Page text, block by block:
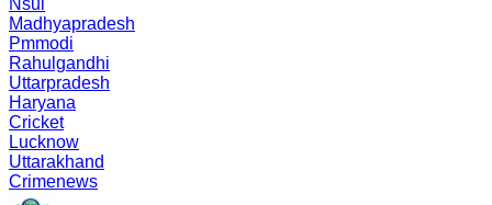
Nsui
Madhyapradesh
Pmmodi
Rahulgandhi
Uttarpradesh
Haryana
Cricket
Lucknow
Uttarakhand
Crimenews